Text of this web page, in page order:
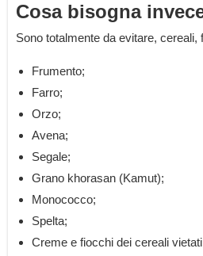
Cosa bisogna
Sono totalmente da evitare, cereali,
Frumento;
Farro;
Orzo;
Avena;
Segale;
Grano khorasan (Kamut);
Monococco;
Spelta;
Creme e fiocchi dei cereali